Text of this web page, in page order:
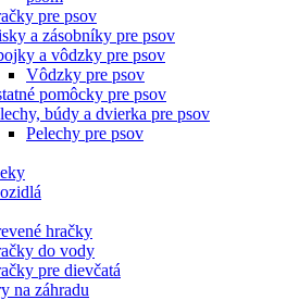
pre psov
a zásobníky pre psov
a vôdzky pre psov
Vôdzky pre psov
pomôcky pre psov
búdy a dvierka pre psov
Pelechy pre psov
hračky
do vody
pre dievčatá
na záhradu